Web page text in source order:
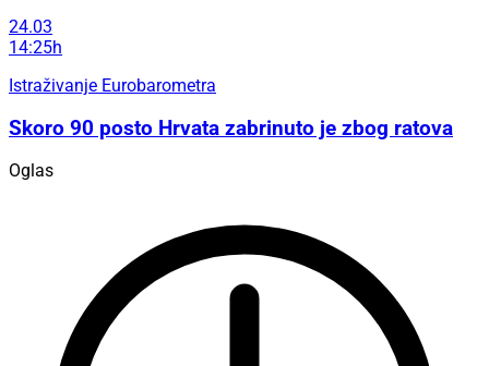
24.03
14:25h
Istraživanje Eurobarometra
Skoro 90 posto Hrvata zabrinuto je zbog ratova
Oglas